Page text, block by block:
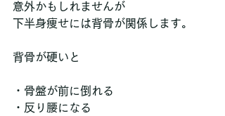
意外かもしれませんが
下半身痩せには背骨が関係します。
背骨が硬いと
・骨盤が前に倒れる
・反り腰になる